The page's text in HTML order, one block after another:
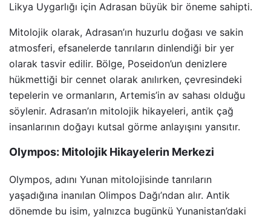
Likya Uygarlığı için Adrasan büyük bir öneme sahipti.
Mitolojik olarak, Adrasan’ın huzurlu doğası ve sakin
atmosferi, efsanelerde tanrıların dinlendiği bir yer
olarak tasvir edilir. Bölge, Poseidon’un denizlere
hükmettiği bir cennet olarak anılırken, çevresindeki
tepelerin ve ormanların, Artemis’in av sahası olduğu
söylenir. Adrasan’ın mitolojik hikayeleri, antik çağ
insanlarının doğayı kutsal görme anlayışını yansıtır.
Olympos: Mitolojik Hikayelerin Merkezi
Olympos, adını Yunan mitolojisinde tanrıların
yaşadığına inanılan Olimpos Dağı’ndan alır. Antik
dönemde bu isim, yalnızca bugünkü Yunanistan’daki